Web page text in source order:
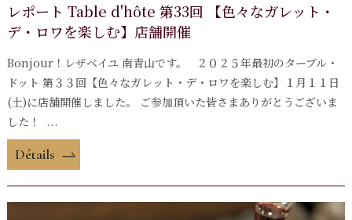
レポート Table d'hôte 第33回 【色々なガレット・
デ・ロワを楽しむ】店舗開催
Bonjour！レザベイユ 南青山です。 ２０２５年最初のターブル・
ドット 第３３回【色々なガレット・デ・ロワを楽しむ】１月１１日
(土)に店舗開催しました。 ご参加頂いた皆さまありがとうございま
した！ ...
Détails